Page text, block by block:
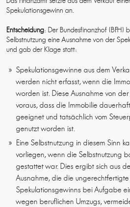
Spekulationsgewinn an.
Entscheidung: Der Bundesfinanzhof (BFH)
Selbstnutzung eine Ausnahme von der
und gab der Klage statt:
Spekulationsgewinne aus dem
werden nicht erfasst, wenn die
worden ist. Diese Ausnahme von
voraus, dass die Immobilie
geeignet und tatsächlich vom
genutzt worden ist.
Eine Selbstnutzung in diesem Sinn
vorliegen, wenn die Selbstnutzung
gestattet war. Dies ergibt sich aus
Ausnahme, die die
Spekulationsgewinns bei Aufgabe
wegen beruflichen Umzugs,